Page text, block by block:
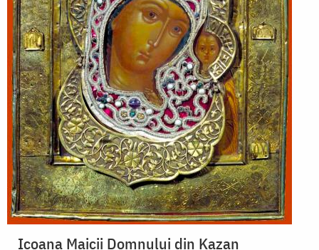
Icoana Maicii Domnului din Kazan